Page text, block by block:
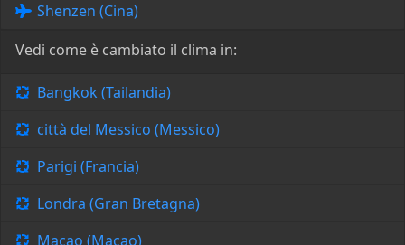
Shenzen (Cina)
Vedi come è cambiato il clima in:
Bangkok (Tailandia)
città del Messico (Messico)
Parigi (Francia)
Londra (Gran Bretagna)
Macao (Macao)